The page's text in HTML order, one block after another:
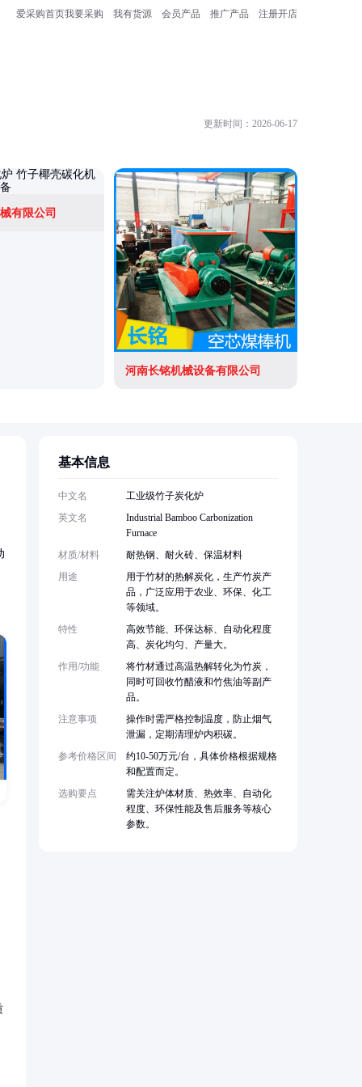
爱采购首页我要采购 我有货源 会员产品 推广产品 注册开店
更新时间：2026-06-17
有限公司
河南长铭机械设备有限公司
基本信息
中文名
工业级竹子炭化炉
英文名
Industrial Bamboo Carbonization
Furnace
材质/材料
耐热钢、耐火砖、保温材料
用途
用于竹材的热解炭化，生产竹炭产
品，广泛应用于农业、环保、化工
等领域。
特性
高效节能、环保达标、自动化程度
高、炭化均匀、产量大。
作用/功能
将竹材通过高温热解转化为竹炭，
同时可回收竹醋液和竹焦油等副产
品。
注意事项
操作时需严格控制温度，防止烟气
泄漏，定期清理炉内积碳。
参考价格区间
约10-50万元/台，具体价格根据规格
和配置而定。
选购要点
需关注炉体材质、热效率、自动化
程度、环保性能及售后服务等核心
参数。